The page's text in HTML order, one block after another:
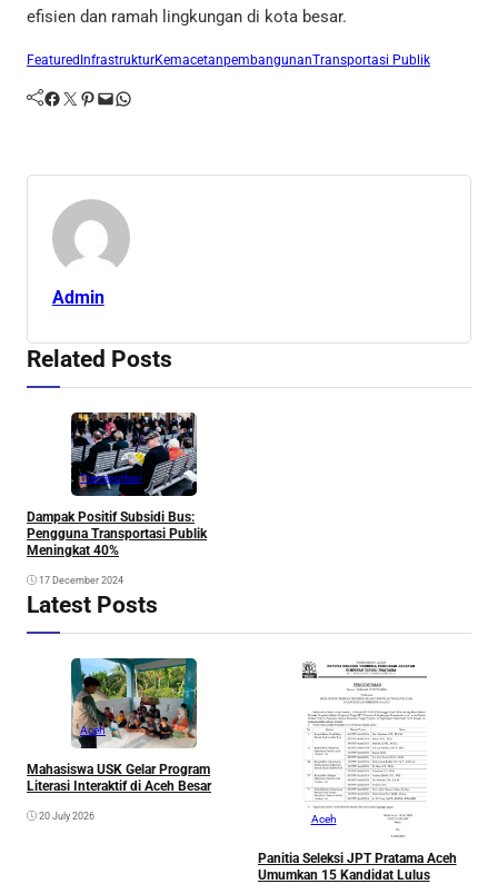
efisien dan ramah lingkungan di kota besar.
FeaturedInfrastrukturKemacetanpembangunanTransportasi Publik
Facebook Twitter Pinterest Mail WhatsApp
Admin
Related Posts
Transportasi
Dampak Positif Subsidi Bus:
Pengguna Transportasi Publik
Meningkat 40%
17 December 2024
Latest Posts
Aceh
Mahasiswa USK Gelar Program
Literasi Interaktif di Aceh Besar
20 July 2026 Aceh
Panitia Seleksi JPT Pratama Aceh
Umumkan 15 Kandidat Lulus